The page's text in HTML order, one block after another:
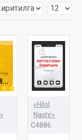
«Hilol
Nashr»
C4886